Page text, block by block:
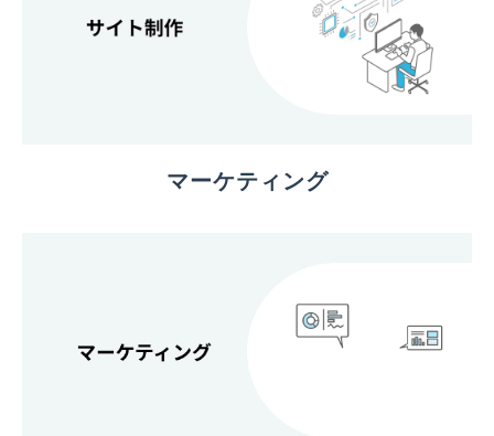
マーケティング